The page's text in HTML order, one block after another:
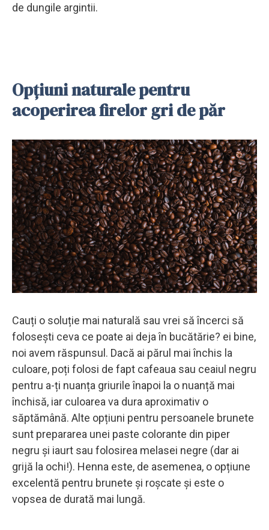
de dungile argintii.
Opțiuni naturale pentru
acoperirea firelor gri de păr
Cauți o soluție mai naturală sau vrei să încerci să
folosești ceva ce poate ai deja în bucătărie? ei bine,
noi avem răspunsul. Dacă ai părul mai închis la
culoare, poți folosi de fapt cafeaua sau ceaiul negru
pentru a-ți nuanța griurile înapoi la o nuanță mai
închisă, iar culoarea va dura aproximativ o
săptămână. Alte opțiuni pentru persoanele brunete
sunt prepararea unei paste colorante din piper
negru și iaurt sau folosirea melasei negre (dar ai
grijă la ochi!). Henna este, de asemenea, o opțiune
excelentă pentru brunete și roșcate și este o
vopsea de durată mai lungă.